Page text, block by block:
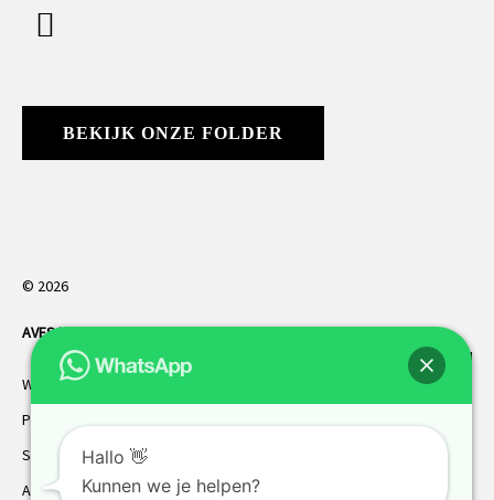
BEKIJK ONZE FOLDER
© 2026
AVES HORREN. Alle rechten voorbehouden.
Webdesign Vanoo Media
Privacybeleid
Sitemap
AVES garantie
Hallo 👋
Kunnen we je helpen?